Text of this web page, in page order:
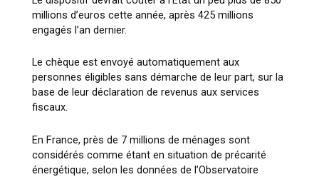
millions d’euros cette année, après 425 millions
engagés l’an dernier.
Le chèque est envoyé automatiquement aux
personnes éligibles sans démarche de leur part, sur la
base de leur déclaration de revenus aux services
fiscaux.
En France, près de 7 millions de ménages sont
considérés comme étant en situation de précarité
énergétique, selon les données de l’Observatoire